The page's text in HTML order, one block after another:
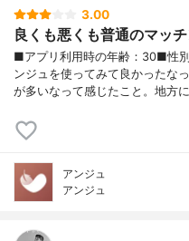
3.00
良くも悪くも普通のマッ
■アプリ利用時の年齢：30■性
ンジュを使ってみて良かったな
が多いなって感じたこと。地方
アンジュ
アンジュ